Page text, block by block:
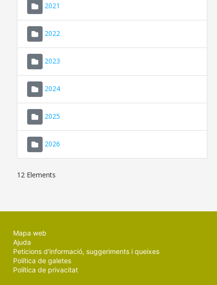
2021
2022
2023
2024
2025
2026
12 Elements
Mapa web
Ajuda
Peticions d'informació, suggeriments i queixes
Política de galetes
Política de privacitat